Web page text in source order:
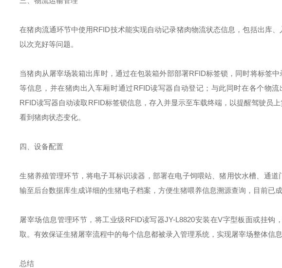
在猪肉流通环节中使用RFID技术能实现自动记录猪肉物流状态信息，包括出库
以次充好等问题。
当猪肉从屠宰场装箱出库时，通过在包装箱外部部署RFID标签锁，同时将标签
等信息，并在猪肉出入车厢时通过RFID读写器自动登记；与此同时在各个物
RFID读写器自动读取RFID标签锁信息，存入并显示至车载终端，以提醒驾驶员
看到猪肉状态变化。
四、设备配置
生猪养殖管理环节，将电子耳标识读器，部署在电子饲喂站、猪用饮水槽、通
输至后台数据库生成详细的生猪电子档案，方便生猪喂养信息溯源查询，目前已成
屠宰场信息管理环节，将工业级RFID读写器JY-L8820安装在V字型板面或挂
取。有效保证生猪屠宰流程中的每个信息都被录入管理系统，实现屠宰场整体信息
总结